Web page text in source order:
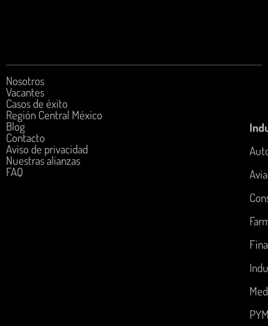
Nosotros
Vacantes
Casos de éxito
Región Central México
Blog
Contacto
Aviso de privacidad
Nuestras alianzas
FAQ